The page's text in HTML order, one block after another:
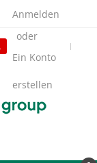
Anmelden
Ein Konto
erstellen